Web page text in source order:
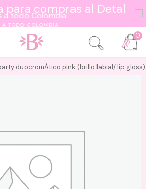
para compras al Detal
A TODO COLOMBIA
0
duocromÁtico pink (brillo labial/ lip gloss)